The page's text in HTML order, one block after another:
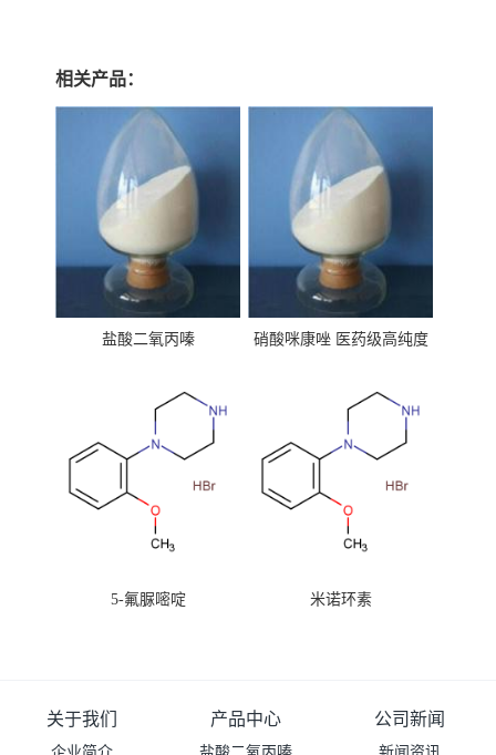
相关产品：
盐酸二氧丙嗪
硝酸咪康唑 医药级高纯度
5-氟脲嘧啶 米诺环素
关于我们 产品中心 公司新闻